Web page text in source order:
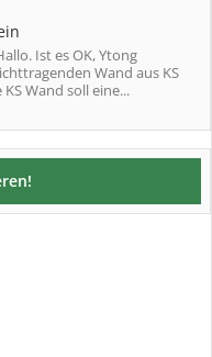
Ist es OK, Ytong
Wand aus KS
Wand soll eine...